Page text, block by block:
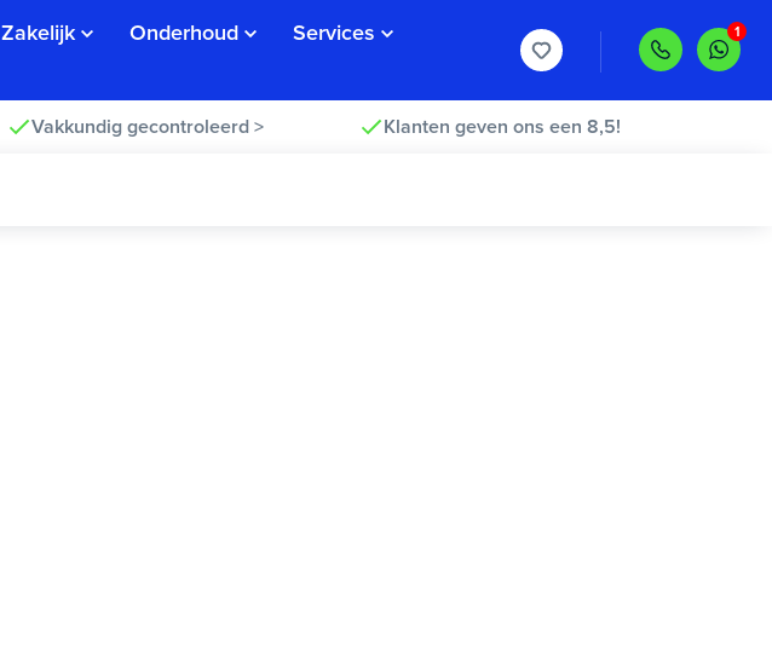
Zakelijk Onderhoud
Services
Vakkundig gecontroleerd > Klanten geven ons een 8,5!